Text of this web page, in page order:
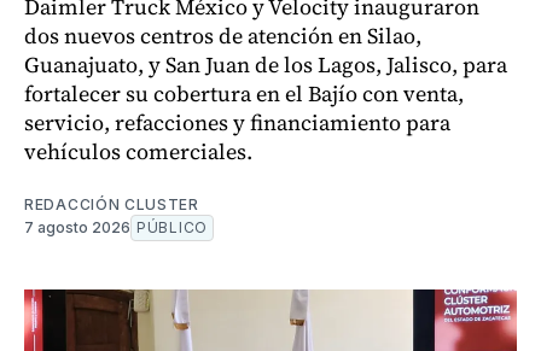
Daimler Truck México y Velocity inauguraron
dos nuevos centros de atención en Silao,
Guanajuato, y San Juan de los Lagos, Jalisco, para
fortalecer su cobertura en el Bajío con venta,
servicio, refacciones y financiamiento para
vehículos comerciales.
REDACCIÓN CLUSTER
7 agosto 2026 PÚBLICO